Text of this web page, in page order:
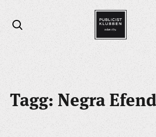
Öppna sök
Tagg: Negra